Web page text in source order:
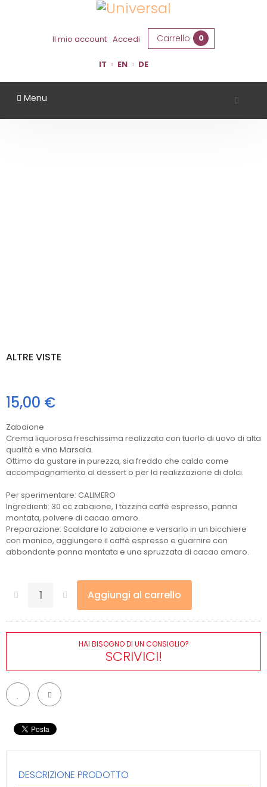
Il mio account Accedi Carrello 0
IT EN DE
Menu
ALTRE VISTE
15,00 €
Zabaione
Crema liquorosa freschissima realizzata con tuorlo di uovo di alta
qualità e vino Marsala.
Ottimo da gustare in purezza, sia freddo che caldo come
accompagnamento al dessert o per la realizzazione di dolci.
Per sperimentare: CALIMERO
Ingredienti: 30 cc zabaione, 1 tazzina caffè espresso, panna
montata, polvere di cacao amaro.
Preparazione: Scaldare lo zabaione e versarlo in un bicchiere
con manico, aggiungere il caffè espresso e guarnire con
abbondante panna montata e una spruzzata di cacao amaro.
Aggiungi al carrello
HAI BISOGNO DI UN CONSIGLIO?
SCRIVICI!
DESCRIZIONE PRODOTTO